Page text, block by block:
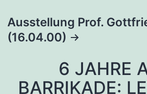
Ausstellung Prof.
(16.04.00)
6 JAHRE
BARRIKADE: